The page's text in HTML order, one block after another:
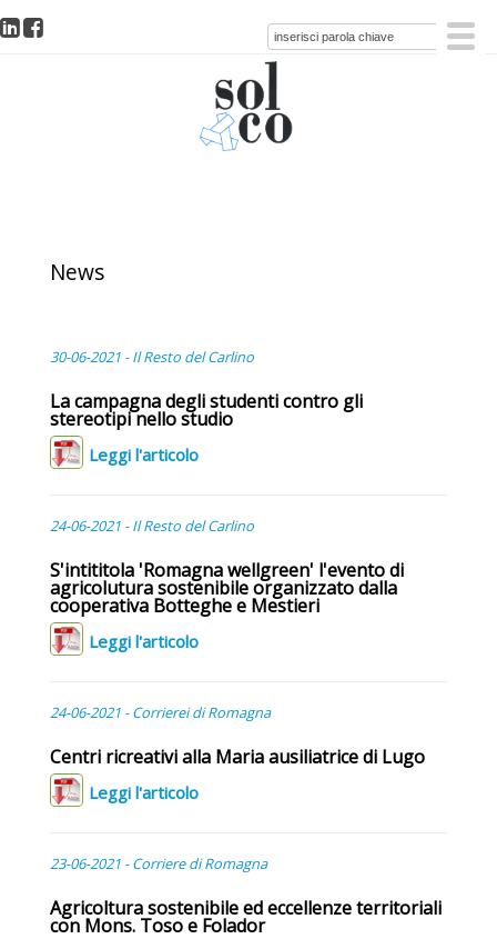
News
30-06-2021 - Il Resto del Carlino
La campagna degli studenti contro gli
stereotipi nello studio
Leggi l'articolo
24-06-2021 - Il Resto del Carlino
S'intititola 'Romagna wellgreen' l'evento di
agricolutura sostenibile organizzato dalla
cooperativa Botteghe e Mestieri
Leggi l'articolo
24-06-2021 - Corrierei di Romagna
Centri ricreativi alla Maria ausiliatrice di Lugo
Leggi l'articolo
23-06-2021 - Corriere di Romagna
Agricoltura sostenibile ed eccellenze territoriali
con Mons. Toso e Folador